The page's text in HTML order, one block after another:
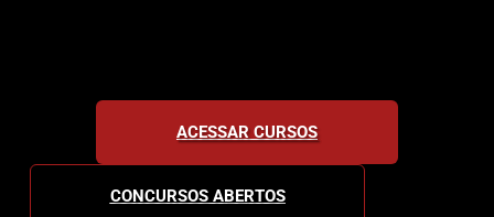
ACESSAR CURSOS
CONCURSOS ABERTOS